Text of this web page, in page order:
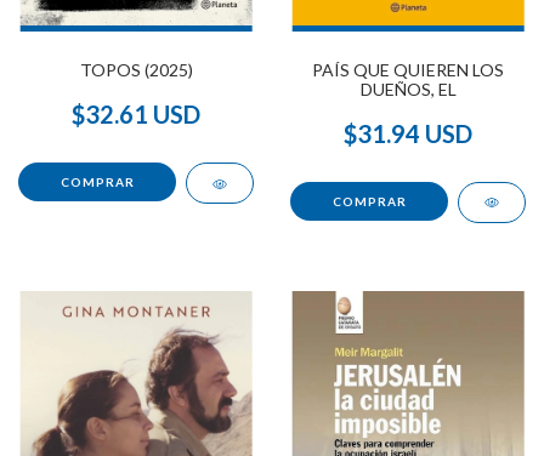
TOPOS (2025)
$32.61 USD
PAÍS QUE QUIEREN LOS
DUEÑOS, EL
$31.94 USD